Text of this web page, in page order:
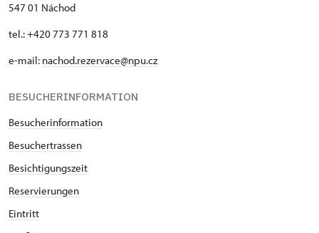
547 01 Náchod
tel.: +420 773 771 818
e-mail: nachod.rezervace@npu.cz
BESUCHERINFORMATION
Besucherinformation
Besuchertrassen
Besichtigungszeit
Reservierungen
Eintritt